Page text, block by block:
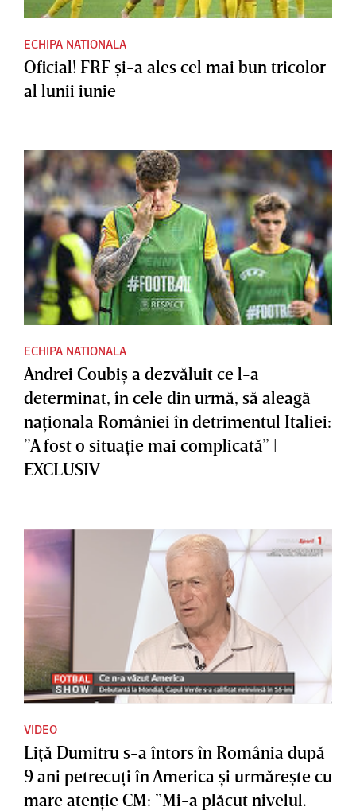
ECHIPA NATIONALA
Oficial! FRF şi-a ales cel mai bun tricolor
al lunii iunie
ECHIPA NATIONALA
Andrei Coubiş a dezvăluit ce l-a
determinat, în cele din urmă, să aleagă
naţionala României în detrimentul Italiei:
”A fost o situaţie mai complicată” |
EXCLUSIV
VIDEO
Liţă Dumitru s-a întors în România după
9 ani petrecuţi în America şi urmăreşte cu
mare atenţie CM: ”Mi-a plăcut nivelul.